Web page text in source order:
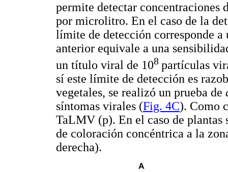
permite detectar concentraciones
por microlitro. En el caso de la
límite de detección corresponde
anterior equivale a una
un título viral de 108 partículas
sí este límite de detección es
vegetales, se realizó un prueba de
síntomas virales (Fig. 4C). Como
TaLMV (p). En el caso de plantas
de coloración concéntrica a la
derecha).